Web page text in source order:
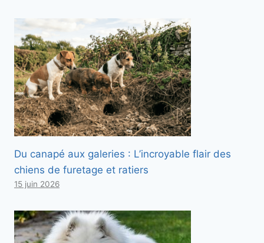
Du canapé aux galeries : L’incroyable flair des
chiens de furetage et ratiers
15 juin 2026